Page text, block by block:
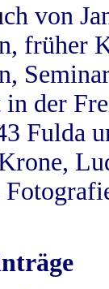
von
früher
der
Fulda